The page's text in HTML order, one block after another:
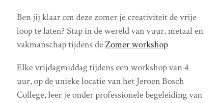
Ben jij klaar om deze zomer je creativiteit de vrije
loop te laten? Stap in de wereld van vuur, metaal en
vakmanschap tijdens deZomer workshop
Elke vrijdagmiddag tijdens een workshop van 4
uur, op de unieke locatie van het Jeroen Bosch
College, leer je onder professionele begeleiding van